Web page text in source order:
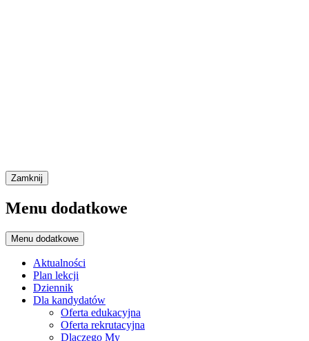
Zamknij
Menu dodatkowe
Menu dodatkowe
Aktualności
Plan lekcji
Dziennik
Dla kandydatów
Oferta edukacyjna
Oferta rekrutacyjna
Dlaczego My